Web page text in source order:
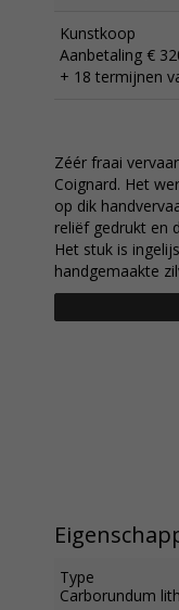
Kunstkoop
Aanbetaling €
+ 18 termijnen
Zéér fraai
Coignard. Het
op dik
reliëf gedrukt en
Het stuk is
handgemaakte
Type
Carborundum